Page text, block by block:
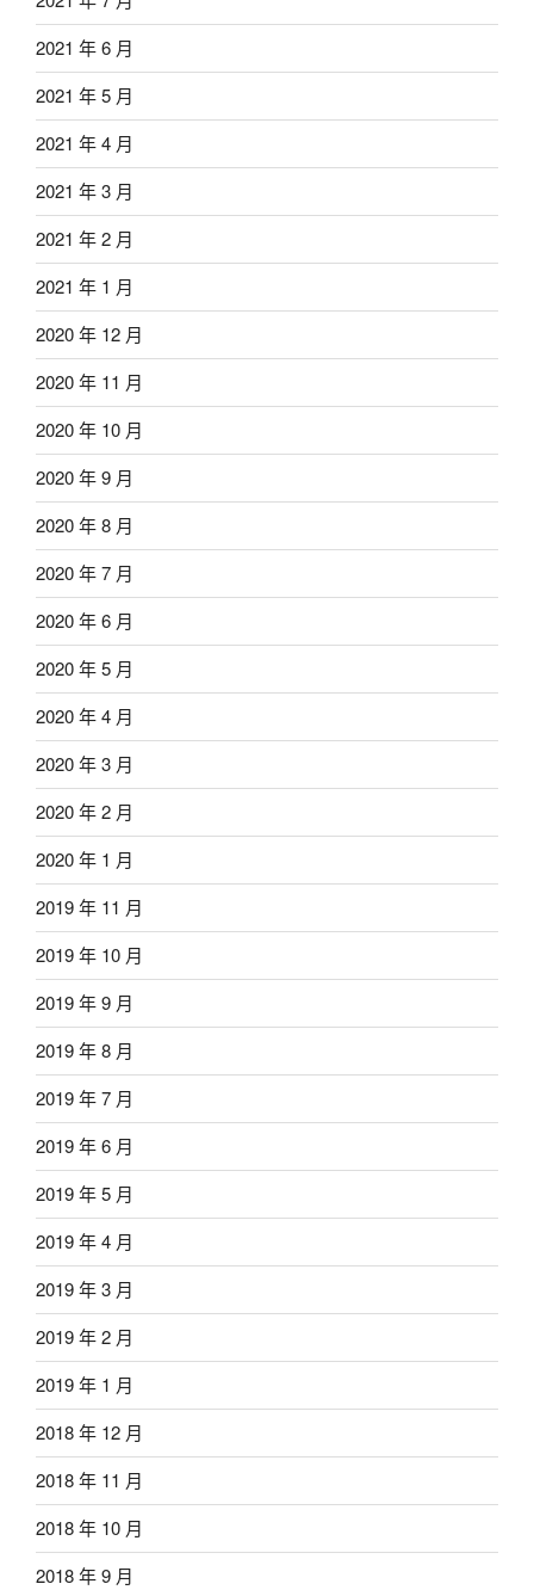
2021 年 6 月
2021 年 5 月
2021 年 4 月
2021 年 3 月
2021 年 2 月
2021 年 1 月
2020 年 12 月
2020 年 11 月
2020 年 10 月
2020 年 9 月
2020 年 8 月
2020 年 7 月
2020 年 6 月
2020 年 5 月
2020 年 4 月
2020 年 3 月
2020 年 2 月
2020 年 1 月
2019 年 11 月
2019 年 10 月
2019 年 9 月
2019 年 8 月
2019 年 7 月
2019 年 6 月
2019 年 5 月
2019 年 4 月
2019 年 3 月
2019 年 2 月
2019 年 1 月
2018 年 12 月
2018 年 11 月
2018 年 10 月
2018 年 9 月